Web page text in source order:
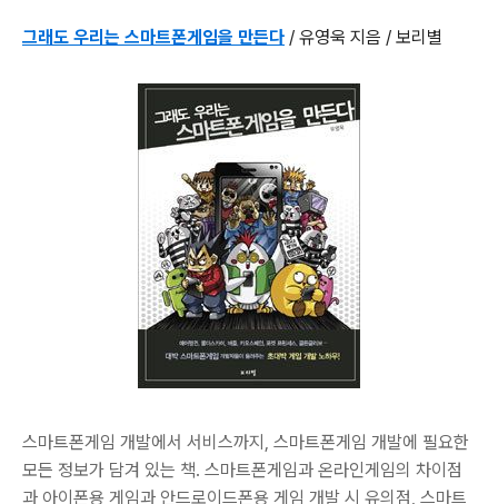
그래도 우리는 스마트폰게임을 만든다 / 유영욱 지음 / 보리별
스마트폰게임 개발에서 서비스까지, 스마트폰게임 개발에 필요한
모든 정보가 담겨 있는 책. 스마트폰게임과 온라인게임의 차이점
과 아이폰용 게임과 안드로이드폰용 게임 개발 시 유의점, 스마트